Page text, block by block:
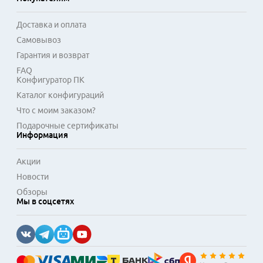
печати, устраняя такие дефекты, как неполное
посторонних пятен на страницах. Наличие такого модуля в
сервисном запасе минимизирует простой офисной
техники, что особенно важно для организаций с высоким
Доставка и оплата
Самовывоз
Гарантия и возврат
FAQ
Конфигуратор ПК
Каталог конфигураций
Что с моим заказом?
Подарочные сертификаты
Информация
Акции
Новости
Обзоры
Мы в соцсетях